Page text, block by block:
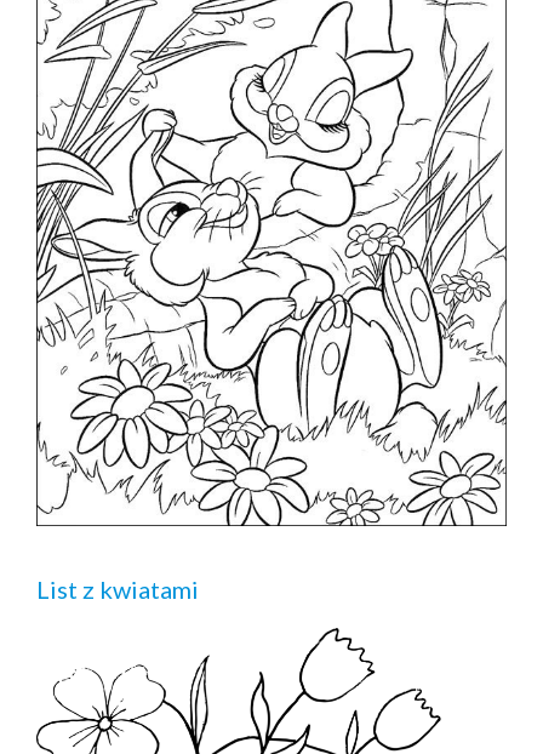
List z kwiatami